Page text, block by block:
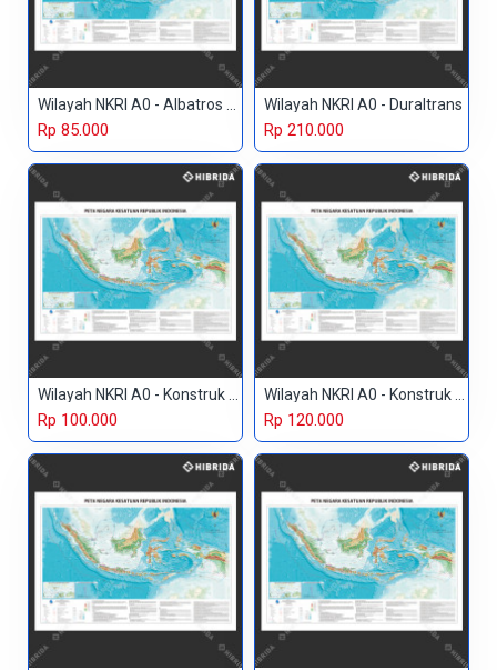
Wilayah NKRI A0 - Albatros Paper
Rp 85.000
Wilayah NKRI A0 - Duraltrans
Rp 210.000
Wilayah NKRI A0 - Konstruk Paper 150 gr
Rp 100.000
Wilayah NKRI A0 - Konstruk Paper 230 gr
Rp 120.000